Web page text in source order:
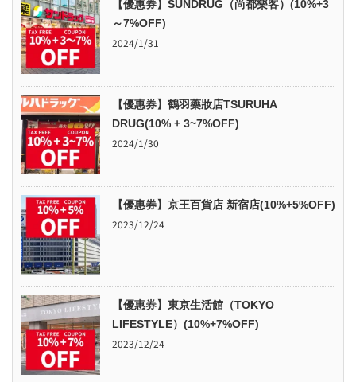
【優惠券】SUNDRUG（尚都樂客）(10%+3
～7%OFF)
2024/1/31
【優惠券】鶴羽藥妝店TSURUHA
DRUG(10% + 3~7%OFF)
2024/1/30
【優惠券】京王百貨店 新宿店(10%+5%OFF)
2023/12/24
【優惠券】東京生活館（TOKYO
LIFESTYLE）(10%+7%OFF)
2023/12/24